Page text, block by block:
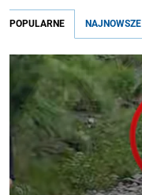
POPULARNE NAJNOWSZE